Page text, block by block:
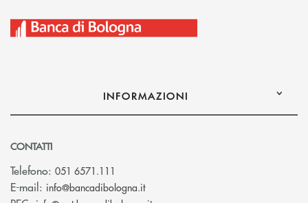
INFORMAZIONI
CONTATTI
Telefono: 051 6571.111
E-mail: info@bancadibologna.it(si apre l’app di posta elettronica)